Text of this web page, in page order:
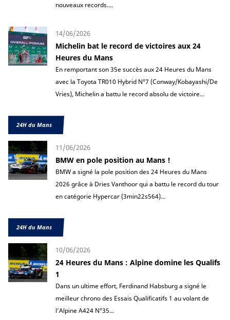
nouveaux records....
14/06/2026
Michelin bat le record de victoires aux 24
Heures du Mans
En remportant son 35e succès aux 24 Heures du Mans
avec la Toyota TR010 Hybrid N°7 (Conway/Kobayashi/De
Vries), Michelin a battu le record absolu de victoire...
24H du Mans
11/06/2026
BMW en pole position au Mans !
BMW a signé la pole position des 24 Heures du Mans
2026 grâce à Dries Vanthoor qui a battu le record du tour
en catégorie Hypercar (3min22s564)...
24H du Mans
10/06/2026
24 Heures du Mans : Alpine domine les Qualifs
1
Dans un ultime effort, Ferdinand Habsburg a signé le
meilleur chrono des Essais Qualificatifs 1 au volant de
l’Alpine A424 N°35...